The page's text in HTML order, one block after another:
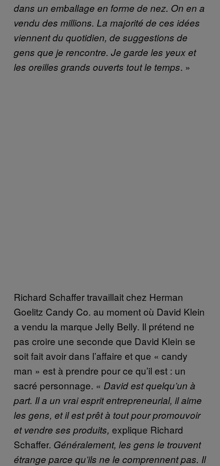
dans un emballage en forme de nez. On en a
vendu des millions. La majorité de ces idées
viennent du quotidien, de suggestions de
gens que je rencontre. Je garde les yeux et
les oreilles grands ouverts tout le temps. »
Richard Schaffer travaillait chez Herman
Goelitz Candy Co. au moment où David Klein
a vendu la marque Jelly Belly. Il prétend ne
pas croire une seconde que David Klein se
soit fait avoir dans l’affaire et que « candy
man » est à prendre pour ce qu’il est : un
sacré personnage. « David est quelqu’un à
part. Il a un vrai esprit entrepreneurial, il aime
les gens, et il est prêt à tout pour promouvoir
et vendre ses produits, explique Richard
Schaffer. Généralement, les gens le trouvent
étrange parce qu’ils ne le comprennent pas. Il